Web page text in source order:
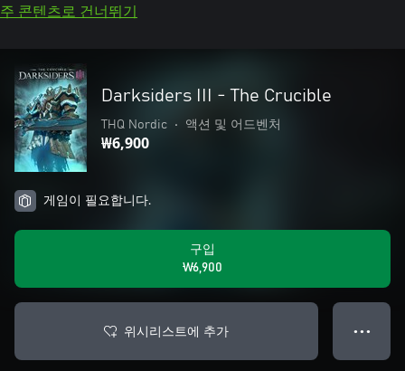
주 콘텐츠로 건너뛰기
Darksiders III - The Crucible
THQ Nordic • 액션 및 어드벤처
₩6,900
게임이 필요합니다.
구입
₩6,900
위시리스트에 추가 ● ● ●